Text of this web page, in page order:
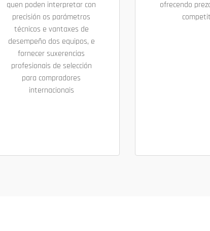
quen poden interpretar con
precisión os parámetros
técnicos e vantaxes de
desempeño dos equipos, e
fornecer suxerencias
profesionais de selección
para compradores
internacionais
ofrecendo